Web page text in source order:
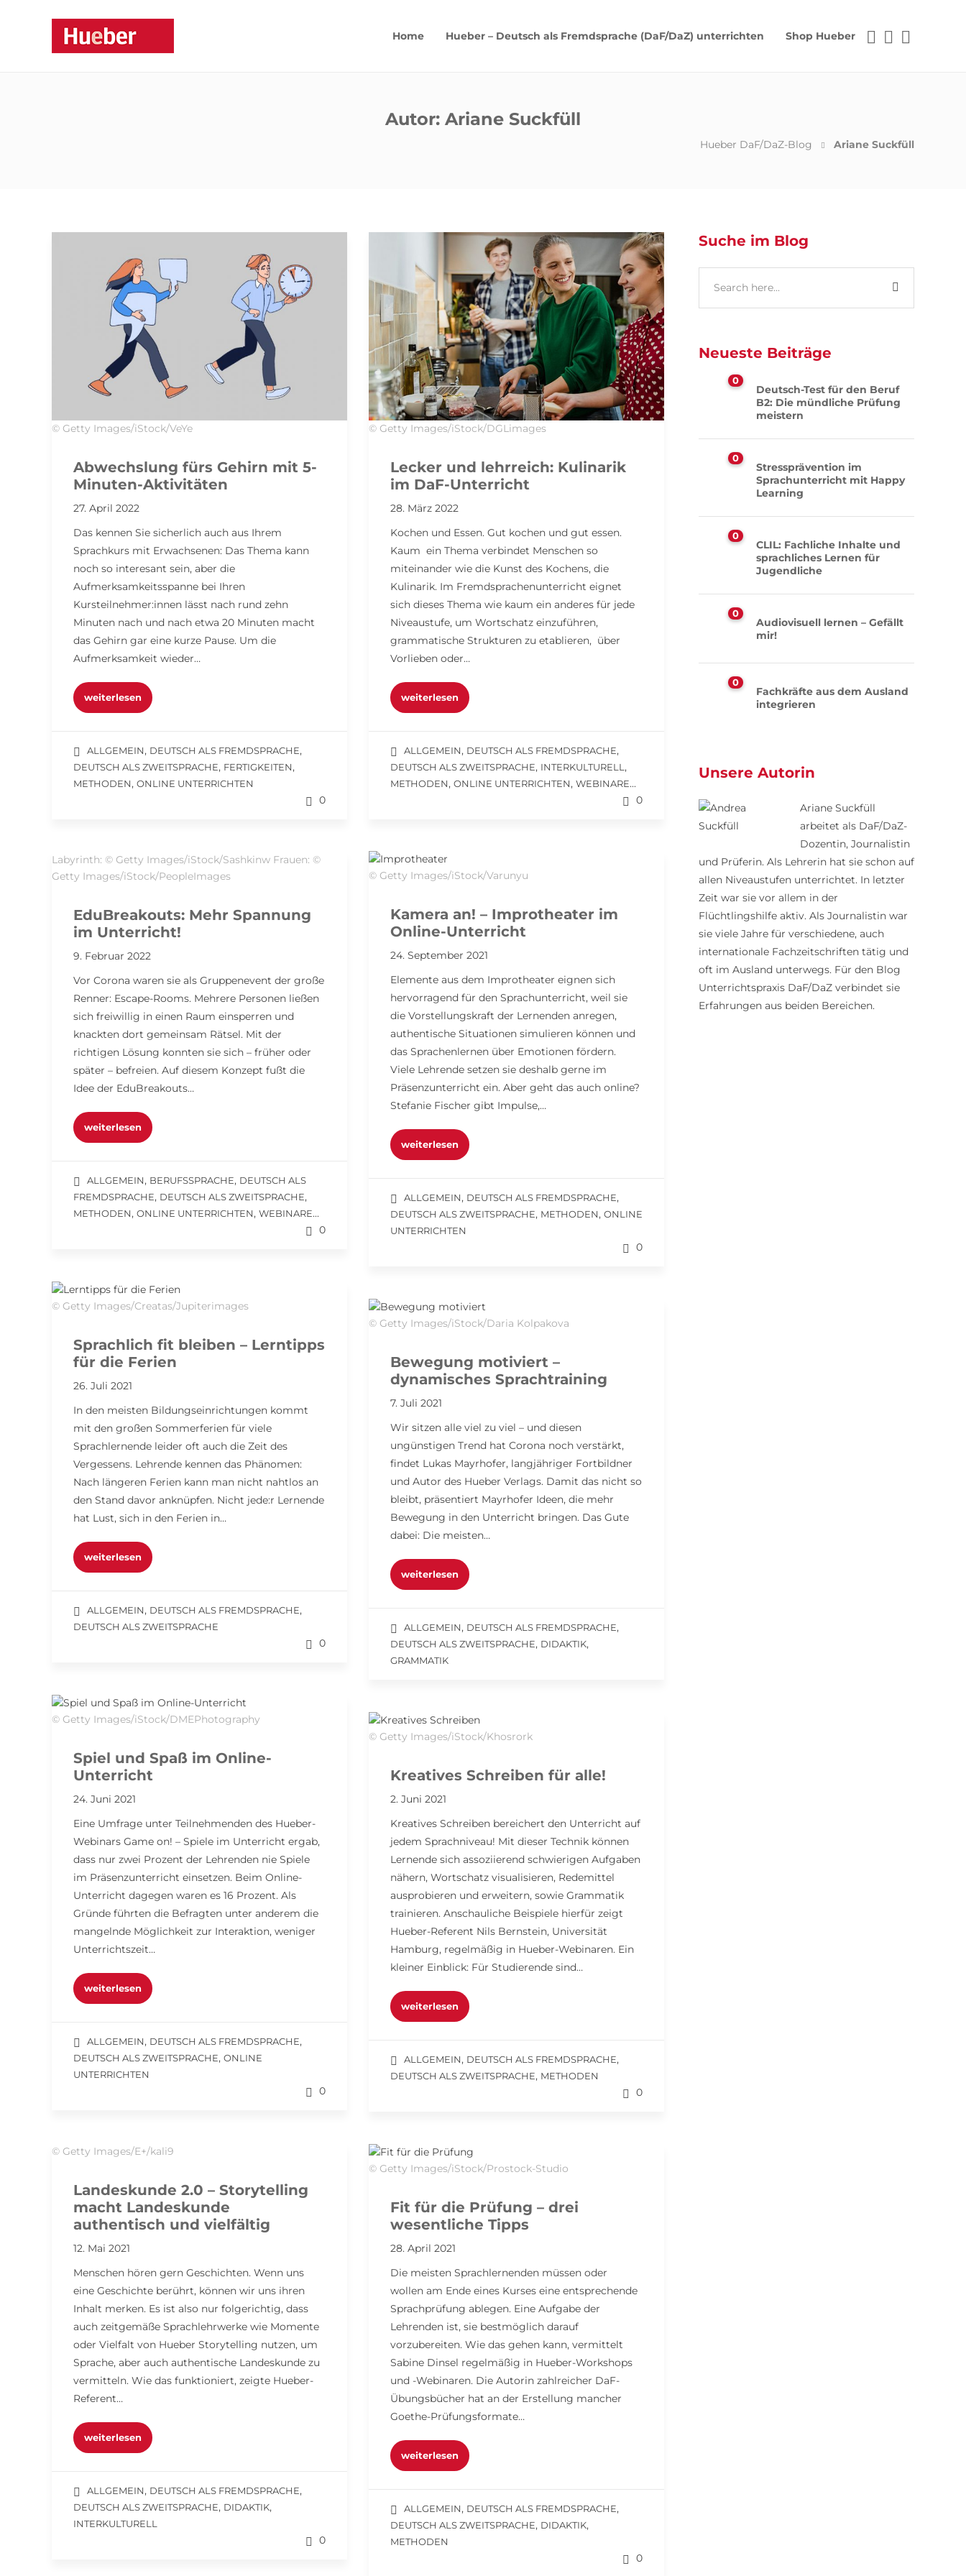
Home Hueber – Deutsch als Fremdsprache (DaF/DaZ) unterrichten Shop Hueber
Autor: Ariane Suckfüll
Hueber DaF/DaZ-Blog Ariane Suckfüll
© Getty Images/iStock/VeYe
Abwechslung fürs Gehirn mit 5-
Minuten-Aktivitäten
27. April 2022
Das kennen Sie sicherlich auch aus Ihrem
Sprachkurs mit Erwachsenen: Das Thema kann
noch so interesant sein, aber die
Aufmerksamkeitsspanne bei Ihren
Kursteilnehmer:innen lässt nach rund zehn
Minuten nach und nach etwa 20 Minuten macht
das Gehirn gar eine kurze Pause. Um die
Aufmerksamkeit wieder…
weiterlesen
ALLGEMEIN, DEUTSCH ALS FREMDSPRACHE,
DEUTSCH ALS ZWEITSPRACHE, FERTIGKEITEN,
METHODEN, ONLINE UNTERRICHTEN
0
© Getty Images/iStock/DGLimages
Lecker und lehrreich: Kulinarik
im DaF-Unterricht
28. März 2022
Kochen und Essen. Gut kochen und gut essen.
Kaum ein Thema verbindet Menschen so
miteinander wie die Kunst des Kochens, die
Kulinarik. Im Fremdsprachenunterricht eignet
sich dieses Thema wie kaum ein anderes für jede
Niveaustufe, um Wortschatz einzuführen,
grammatische Strukturen zu etablieren, über
Vorlieben oder…
weiterlesen
ALLGEMEIN, DEUTSCH ALS FREMDSPRACHE,
DEUTSCH ALS ZWEITSPRACHE, INTERKULTURELL ,
METHODEN, ONLINE UNTERRICHTEN, WEBINARE...
0
Labyrinth: © Getty Images/iStock/Sashkinw Frauen: ©
Getty Images/iStock/PeopleImages
EduBreakouts: Mehr Spannung
im Unterricht!
9. Februar 2022
Vor Corona waren sie als Gruppenevent der große
Renner: Escape-Rooms. Mehrere Personen ließen
sich freiwillig in einen Raum einsperren und
knackten dort gemeinsam Rätsel. Mit der
richtigen Lösung konnten sie sich – früher oder
später – befreien. Auf diesem Konzept fußt die
Idee der EduBreakouts…
weiterlesen
ALLGEMEIN, BERUFSSPRACHE, DEUTSCH ALS
FREMDSPRACHE, DEUTSCH ALS ZWEITSPRACHE,
METHODEN, ONLINE UNTERRICHTEN, WEBINARE...
0
© Getty Images/iStock/Varunyu
Kamera an! – Improtheater im
Online-Unterricht
24. September 2021
Elemente aus dem Improtheater eignen sich
hervorragend für den Sprachunterricht, weil sie
die Vorstellungskraft der Lernenden anregen,
authentische Situationen simulieren können und
das Sprachenlernen über Emotionen fördern.
Viele Lehrende setzen sie deshalb gerne im
Präsenzunterricht ein. Aber geht das auch online?
Stefanie Fischer gibt Impulse,…
weiterlesen
ALLGEMEIN, DEUTSCH ALS FREMDSPRACHE,
DEUTSCH ALS ZWEITSPRACHE, METHODEN, ONLINE
UNTERRICHTEN
0
© Getty Images/Creatas/Jupiterimages
Sprachlich fit bleiben – Lerntipps
für die Ferien
26. Juli 2021
In den meisten Bildungseinrichtungen kommt
mit den großen Sommerferien für viele
Sprachlernende leider oft auch die Zeit des
Vergessens. Lehrende kennen das Phänomen:
Nach längeren Ferien kann man nicht nahtlos an
den Stand davor anknüpfen. Nicht jede:r Lernende
hat Lust, sich in den Ferien in…
weiterlesen
ALLGEMEIN, DEUTSCH ALS FREMDSPRACHE,
DEUTSCH ALS ZWEITSPRACHE
0
© Getty Images/iStock/Daria Kolpakova
Bewegung motiviert –
dynamisches Sprachtraining
7. Juli 2021
Wir sitzen alle viel zu viel – und diesen
ungünstigen Trend hat Corona noch verstärkt,
findet Lukas Mayrhofer, langjähriger Fortbildner
und Autor des Hueber Verlags. Damit das nicht so
bleibt, präsentiert Mayrhofer Ideen, die mehr
Bewegung in den Unterricht bringen. Das Gute
dabei: Die meisten…
weiterlesen
ALLGEMEIN, DEUTSCH ALS FREMDSPRACHE,
DEUTSCH ALS ZWEITSPRACHE, DIDAKTIK,
GRAMMATIK
© Getty Images/iStock/DMEPhotography
Spiel und Spaß im Online-
Unterricht
24. Juni 2021
Eine Umfrage unter Teilnehmenden des Hueber-
Webinars Game on! – Spiele im Unterricht ergab,
dass nur zwei Prozent der Lehrenden nie Spiele
im Präsenzunterricht einsetzen. Beim Online-
Unterricht dagegen waren es 16 Prozent. Als
Gründe führten die Befragten unter anderem die
mangelnde Möglichkeit zur Interaktion, weniger
Unterrichtszeit…
weiterlesen
ALLGEMEIN, DEUTSCH ALS FREMDSPRACHE,
DEUTSCH ALS ZWEITSPRACHE, ONLINE
UNTERRICHTEN
0
© Getty Images/iStock/Khosrork
Kreatives Schreiben für alle!
2. Juni 2021
Kreatives Schreiben bereichert den Unterricht auf
jedem Sprachniveau! Mit dieser Technik können
Lernende sich assoziierend schwierigen Aufgaben
nähern, Wortschatz visualisieren, Redemittel
ausprobieren und erweitern, sowie Grammatik
trainieren. Anschauliche Beispiele hierfür zeigt
Hueber-Referent Nils Bernstein, Universität
Hamburg, regelmäßig in Hueber-Webinaren. Ein
kleiner Einblick: Für Studierende sind…
weiterlesen
ALLGEMEIN, DEUTSCH ALS FREMDSPRACHE,
DEUTSCH ALS ZWEITSPRACHE, METHODEN
0
© Getty Images/E+/kali9
Landeskunde 2.0 – Storytelling
macht Landeskunde
authentisch und vielfältig
12. Mai 2021
Menschen hören gern Geschichten. Wenn uns
eine Geschichte berührt, können wir uns ihren
Inhalt merken. Es ist also nur folgerichtig, dass
auch zeitgemäße Sprachlehrwerke wie Momente
oder Vielfalt von Hueber Storytelling nutzen, um
Sprache, aber auch authentische Landeskunde zu
vermitteln. Wie das funktioniert, zeigte Hueber-
Referent…
weiterlesen
ALLGEMEIN, DEUTSCH ALS FREMDSPRACHE,
DEUTSCH ALS ZWEITSPRACHE, DIDAKTIK,
INTERKULTURELL
0
© Getty Images/iStock/Prostock-Studio
Fit für die Prüfung – drei
wesentliche Tipps
28. April 2021
Die meisten Sprachlernenden müssen oder
wollen am Ende eines Kurses eine entsprechende
Sprachprüfung ablegen. Eine Aufgabe der
Lehrenden ist, sie bestmöglich darauf
vorzubereiten. Wie das gehen kann, vermittelt
Sabine Dinsel regelmäßig in Hueber-Workshops
und -Webinaren. Die Autorin zahlreicher DaF-
Übungsbücher hat an der Erstellung mancher
Goethe-Prüfungsformate…
weiterlesen
ALLGEMEIN, DEUTSCH ALS FREMDSPRACHE,
DEUTSCH ALS ZWEITSPRACHE, DIDAKTIK,
METHODEN
0
Suche im Blog
Neueste Beiträge
0
Deutsch-Test für den Beruf
B2: Die mündliche Prüfung
meistern
0
Stressprävention im
Sprachunterricht mit Happy
Learning
0
CLIL: Fachliche Inhalte und
sprachliches Lernen für
Jugendliche
0
Audiovisuell lernen – Gefällt
mir!
0
Fachkräfte aus dem Ausland
integrieren
Unsere Autorin
Ariane Suckfüll
arbeitet als DaF/DaZ-
Dozentin, Journalistin
und Prüferin. Als Lehrerin hat sie schon auf
allen Niveaustufen unterrichtet. In letzter
Zeit war sie vor allem in der
Flüchtlingshilfe aktiv. Als Journalistin war
sie viele Jahre für verschiedene, auch
internationale Fachzeitschriften tätig und
oft im Ausland unterwegs. Für den Blog
Unterrichtspraxis DaF/DaZ verbindet sie
Erfahrungen aus beiden Bereichen.